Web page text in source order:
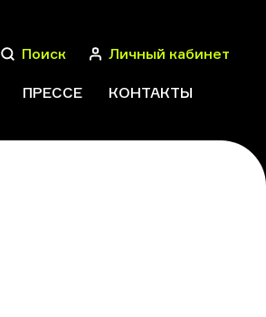
Поиск Личный кабинет
ПРЕССЕ КОНТАКТЫ